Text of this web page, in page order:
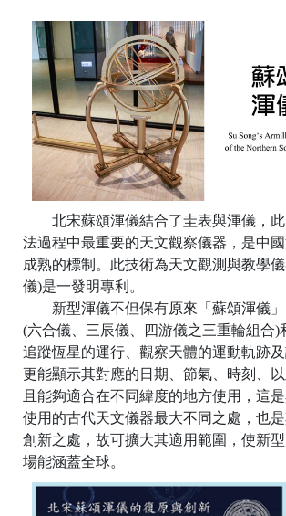
北宋蘇頌渾儀結合了圭表與渾儀，
法過程中最重要的天文觀察儀器，是中
成熟的標制。此技術為天文觀測與教學
儀)是一發明專利。
新型渾儀不但保有原來「蘇頌渾儀
(六合儀、三辰儀、四游儀之三重輪組合)
追蹤恆星的運行、觀察天體的運動軌跡及
更能顯示其對應的日期、節氣、時刻、以
且能夠適合在不同緯度的地方使用，這
使用的古代天文儀器最大不同之處，也
創新之處，故可擴大其適用範圍，使新
場能涵蓋全球。